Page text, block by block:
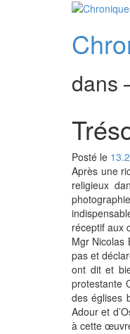
dans
Posté le
Après une
religieux
réceptif aux
Mgr Nicolas
pas et
ont dit et
protestante
des églises
Adour et
à cette